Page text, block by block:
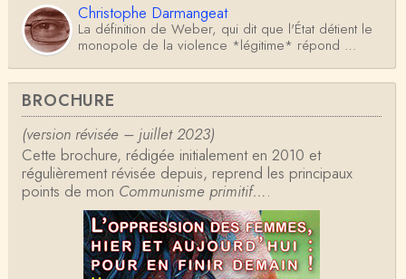
Christophe Darmangeat
La définition de Weber, qui dit que l'État détient le
monopole de la violence *légitime* répond …
Anonymous
Formidable et complexe sujet ; l'ancien professeur
d'histoire que je suis, Alsacien de surcr…
Tangui Przybylowski
Concernant Fustel de Coulanges, j'ai le souvenir
d'avoir lu, il y a près de 10 ans, un autre…
Jean-Paul Demoule
L'Etat ayant donc le monopole de la violence légiti
me, comment interpréter la situation états-un…
BROCHURE
(version révisée – juillet 2023)
Cette brochure, rédigée initialement en 2010 et
régulièrement révisée depuis, reprend les principaux
points de mon Communisme primitif….